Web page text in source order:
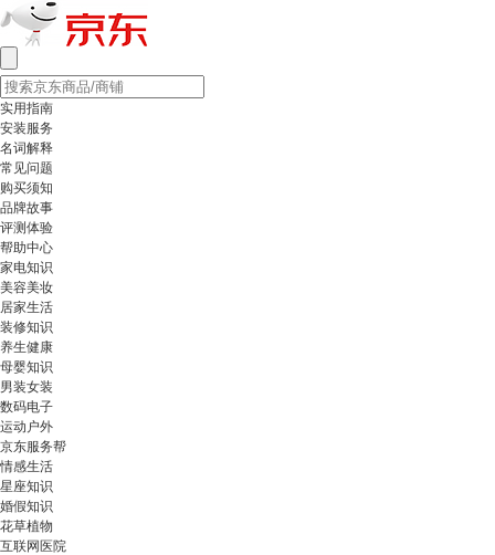
实用指南
安装服务
名词解释
常见问题
购买须知
品牌故事
评测体验
帮助中心
家电知识
美容美妆
居家生活
装修知识
养生健康
母婴知识
男装女装
数码电子
运动户外
京东服务帮
情感生活
星座知识
婚假知识
花草植物
互联网医院